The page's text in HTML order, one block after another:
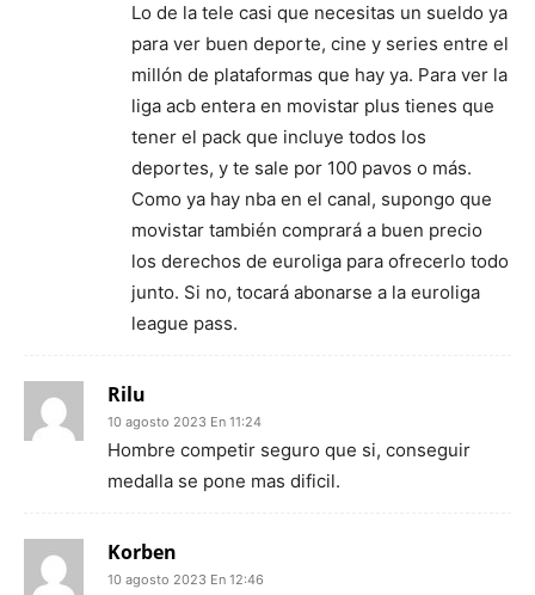
Lo de la tele casi que necesitas un sueldo ya
para ver buen deporte, cine y series entre el
millón de plataformas que hay ya. Para ver la
liga acb entera en movistar plus tienes que
tener el pack que incluye todos los
deportes, y te sale por 100 pavos o más.
Como ya hay nba en el canal, supongo que
movistar también comprará a buen precio
los derechos de euroliga para ofrecerlo todo
junto. Si no, tocará abonarse a la euroliga
league pass.
Rilu
10 agosto 2023 En 11:24
Hombre competir seguro que si, conseguir
medalla se pone mas dificil.
Korben
10 agosto 2023 En 12:46